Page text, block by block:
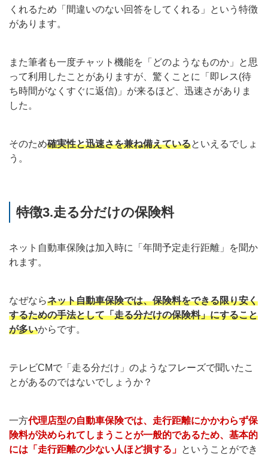
くれるため「間違いのない回答をしてくれる」という特徴
があります。
また筆者も一度チャット機能を「どのようなものか」と思
って利用したことがありますが、驚くことに「即レス(待
ち時間がなくすぐに返信)」が来るほど、迅速さがありま
した。
そのため確実性と迅速さを兼ね備えているといえるでしょ
う。
特徴3.走る分だけの保険料
ネット自動車保険は加入時に「年間予定走行距離」を聞か
れます。
なぜならネット自動車保険では、保険料をできる限り安く
するための手法として「走る分だけの保険料」にすること
が多いからです。
テレビCMで「走る分だけ」のようなフレーズで聞いたこ
とがあるのではないでしょうか？
一方代理店型の自動車保険では、走行距離にかかわらず保
険料が決められてしまうことが一般的であるため、基本的
には「走行距離の少ない人ほど損する」 ということができ